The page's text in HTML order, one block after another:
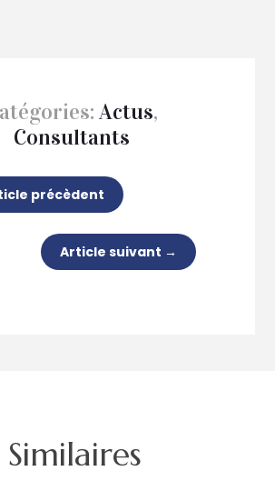
Actus,
Consultants
précèdent
Article suivant →